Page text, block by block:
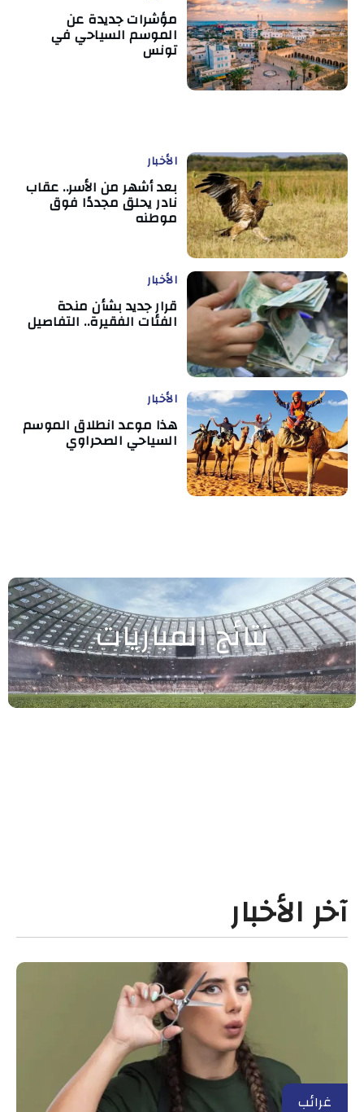
مؤشرات جديدة عن
الموسم السياحي في
تونس
الأخبار
بعد أشهر من الأسر.. عقاب
نادر يحلق مجددًا فوق
موطنه
الأخبار
قرار جديد بشأن منحة
الفئات الفقيرة.. التفاصيل
الأخبار
هذا موعد انطلاق الموسم
السياحي الصحراوي
نتائج المباريات
آخر الأخبار
غرائب